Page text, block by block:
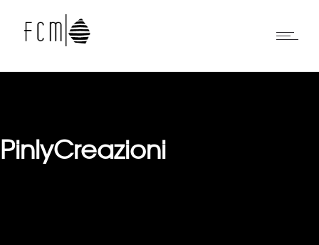
PinlyCreazioni